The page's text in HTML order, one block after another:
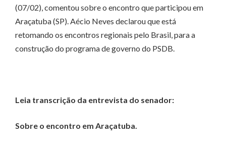
(07/02), comentou sobre o encontro que participou em
Araçatuba (SP). Aécio Neves declarou que está
retomando os encontros regionais pelo Brasil, para a
construção do programa de governo do PSDB.
Leia transcrição da entrevista do senador:
Sobre o encontro em Araçatuba.